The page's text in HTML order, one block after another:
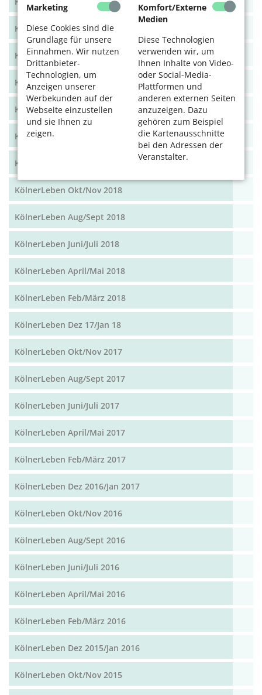
Marketing
Diese Cookies sind die
Grundlage für unsere
Einnahmen. Wir nutzen
Drittanbieter-
Technologien, um
Anzeigen unserer
Werbekunden auf der
Webseite einzustellen
und sie Ihnen zu
zeigen.
Komfort/Externe
Medien
Diese Technologien
verwenden wir, um
Ihnen Inhalte von Video-
oder Social-Media-
Plattformen und
anderen externen Seiten
anzuzeigen. Dazu
gehören zum Beispiel
die Kartenausschnitte
bei den Adressen der
Veranstalter.
KölnerLeben Okt/Nov 19
KölnerLeben Aug/Sept 2019
KölnerLeben Juni/Juli 2019
KölnerLeben April/Mai 2019
KölnerLeben Feb/März 2019
KölnerLeben Dez 18/Jan 19
KölnerLeben Okt/Nov 2018
KölnerLeben Aug/Sept 2018
KölnerLeben Juni/Juli 2018
KölnerLeben April/Mai 2018
KölnerLeben Feb/März 2018
KölnerLeben Dez 17/Jan 18
KölnerLeben Okt/Nov 2017
KölnerLeben Aug/Sept 2017
KölnerLeben Juni/Juli 2017
KölnerLeben April/Mai 2017
KölnerLeben Feb/März 2017
KölnerLeben Dez 2016/Jan 2017
KölnerLeben Okt/Nov 2016
KölnerLeben Aug/Sept 2016
KölnerLeben Juni/Juli 2016
KölnerLeben April/Mai 2016
KölnerLeben Feb/März 2016
KölnerLeben Dez 2015/Jan 2016
KölnerLeben Okt/Nov 2015